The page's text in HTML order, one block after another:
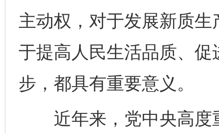
主动权，对于发展新质
于提高人民生活品质、
步，都具有重要意义。
近年来，党中央高度